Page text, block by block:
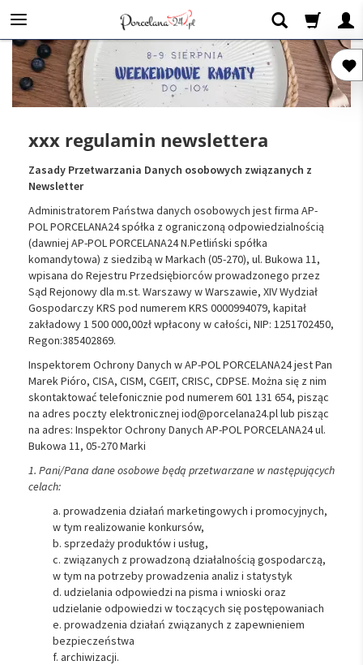
xxx regulamin newslettera
Zasady Przetwarzania Danych osobowych związanych z
Newsletter
Administratorem Państwa danych osobowych jest firma AP-
POL PORCELANA24 spółka z ograniczoną odpowiedzialnością
(dawniej AP-POL PORCELANA24 N.Petliński spółka
komandytowa) z siedzibą w Markach (05-270), ul. Bukowa 11,
wpisana do Rejestru Przedsiębiorców prowadzonego przez
Sąd Rejonowy dla m.st. Warszawy w Warszawie, XIV Wydział
Gospodarczy KRS pod numerem KRS 0000994079, kapitał
zakładowy 1 500 000,00zł wpłacony w całości, NIP: 1251702450,
Regon:385402869.
Inspektorem Ochrony Danych w AP-POL PORCELANA24 jest Pan
Marek Pióro, CISA, CISM, CGEIT, CRISC, CDPSE. Można się z nim
skontaktować telefonicznie pod numerem 601 131 654, pisząc
na adres poczty elektronicznej iod@porcelana24.pl lub pisząc
na adres: Inspektor Ochrony Danych AP-POL PORCELANA24 ul.
Bukowa 11, 05-270 Marki
1. Pani/Pana dane osobowe będą przetwarzane w następujących
celach:
a. prowadzenia działań marketingowych i promocyjnych,
w tym realizowanie konkursów,
b. sprzedaży produktów i usług,
c. związanych z prowadzoną działalnością gospodarczą,
w tym na potrzeby prowadzenia analiz i statystyk
d. udzielania odpowiedzi na pisma i wnioski oraz
udzielanie odpowiedzi w toczących się postępowaniach
e. prowadzenia działań związanych z zapewnieniem
bezpieczeństwa
f. archiwizacji.